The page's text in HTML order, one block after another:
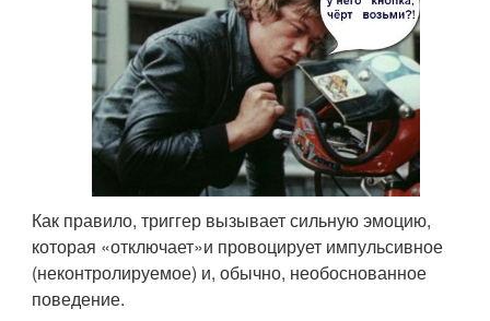
Как правило, триггер вызывает сильную эмоцию,
которая «отключает»и провоцирует импульсивное
(неконтролируемое) и, обычно, необоснованное
поведение.